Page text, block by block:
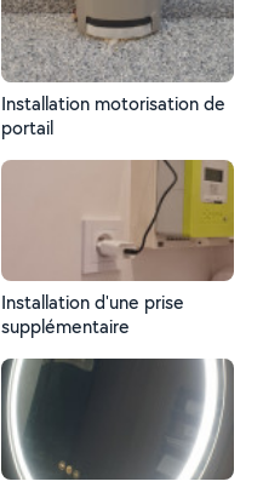
Installation motorisation de
portail
Installation d'une prise
supplémentaire